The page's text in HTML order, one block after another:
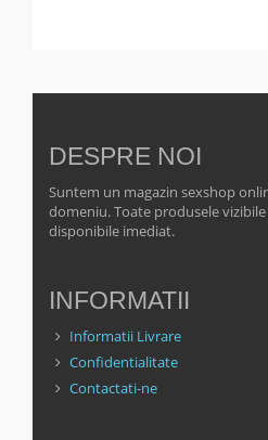
DESPRE NOI
Suntem un magazin sexshop
domeniu. Toate produsele
disponibile imediat.
INFORMATII
Informatii Livrare
Confidentialitate
Contactati-ne